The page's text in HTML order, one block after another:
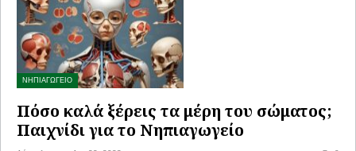
ΝΗΠΙΑΓΩΓΕΙΟ
Πόσο καλά ξέρεις τα μέρη του σώματος;
Παιχνίδι για το Νηπιαγωγείο